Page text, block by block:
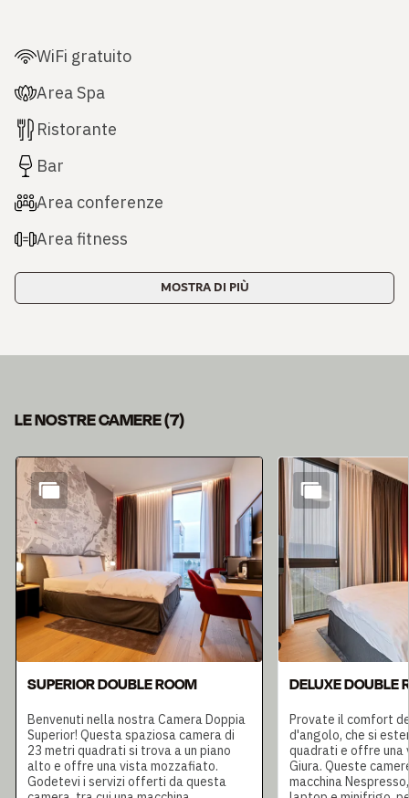
WiFi gratuito
Area Spa
Ristorante
Bar
Area conferenze
Area fitness
MOSTRA DI PIÙ
LE NOSTRE CAMERE(7)
Diapositiva 1 di 7
SUPERIOR DOUBLE ROOM
Benvenuti nella nostra Camera Doppia
Superior! Questa spaziosa camera di
23 metri quadrati si trova a un piano
alto e offre una vista mozzafiato.
Godetevi i servizi offerti da questa
DELUXE DOUBLE
Provate il comfort
d'angolo, che si
quadrati e offre una
Giura. Queste
macchina